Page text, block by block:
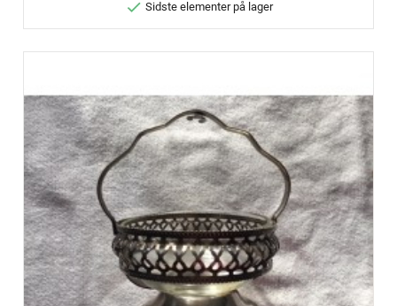
 Sidste elementer på lager